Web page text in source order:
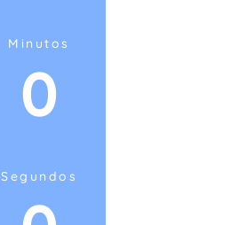
Minutos
0
Segundos